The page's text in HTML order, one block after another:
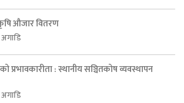
औजार वितरण
प्रभावकारीता : स्थानीय सञ्चितकोष व्यवस्थापन